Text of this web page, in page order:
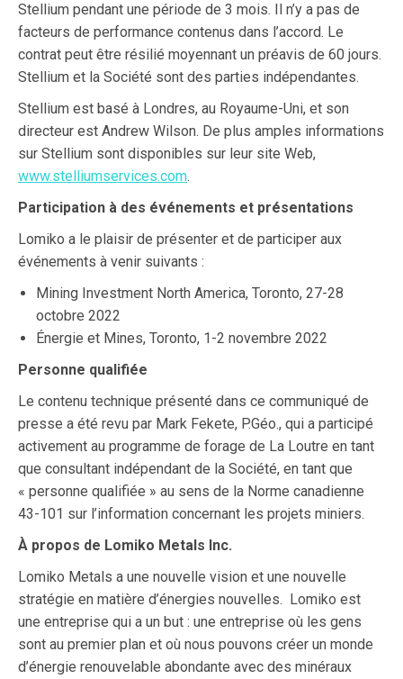
Stellium pendant une période de 3 mois. Il n’y a pas de
facteurs de performance contenus dans l’accord. Le
contrat peut être résilié moyennant un préavis de 60 jours.
Stellium et la Société sont des parties indépendantes.
Stellium est basé à Londres, au Royaume-Uni, et son
directeur est Andrew Wilson. De plus amples informations
sur Stellium sont disponibles sur leur site Web,
www.stelliumservices.com.
Participation à des événements et présentations
Lomiko a le plaisir de présenter et de participer aux
événements à venir suivants :
Mining Investment North America, Toronto, 27-28
octobre 2022
Énergie et Mines, Toronto, 1-2 novembre 2022
Personne qualifiée
Le contenu technique présenté dans ce communiqué de
presse a été revu par Mark Fekete, P.Géo., qui a participé
activement au programme de forage de La Loutre en tant
que consultant indépendant de la Société, en tant que
« personne qualifiée » au sens de la Norme canadienne
43-101 sur l’information concernant les projets miniers.
À propos de Lomiko Metals Inc.
Lomiko Metals a une nouvelle vision et une nouvelle
stratégie en matière d’énergies nouvelles. Lomiko est
une entreprise qui a un but : une entreprise où les gens
sont au premier plan et où nous pouvons créer un monde
d’énergie renouvelable abondante avec des minéraux